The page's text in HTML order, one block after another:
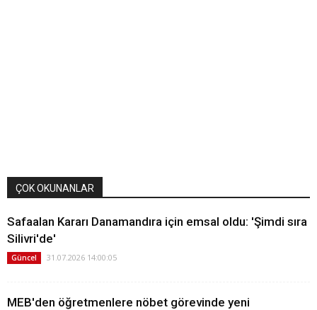
ÇOK OKUNANLAR
Safaalan Kararı Danamandıra için emsal oldu: 'Şimdi sıra
Silivri'de'
Güncel 31.07.2026 14:00:05
MEB'den öğretmenlere nöbet görevinde yeni